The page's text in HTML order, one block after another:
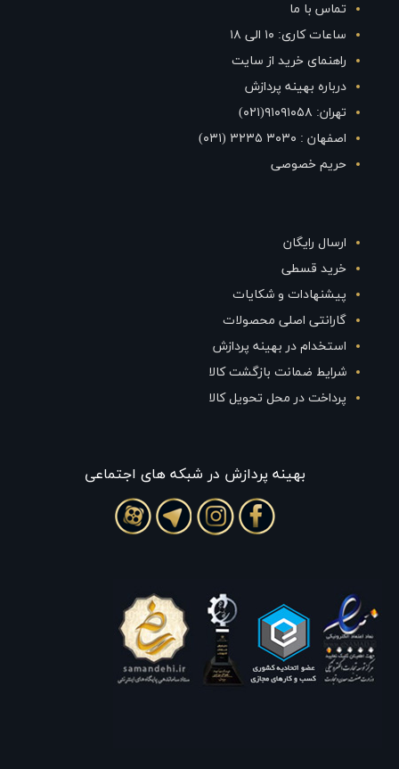
تماس با ما
ساعات کاری: ۱۰ الی ۱۸
راهنمای خرید از سایت
درباره بهینه پردازش
تهران: ۹۱۰۹۱۰۵۸(۰۲۱)
اصفهان : ۳۰۳۰ ۳۲۳۵ (۰۳۱)
حریم خصوصی
ارسال رایگان
خرید قسطی
پیشنهادات و شکایات
گارانتی اصلی محصولات
استخدام در بهینه پردازش
شرایط ضمانت بازگشت کالا
پرداخت در محل تحویل کالا
بهينه پردازش در شبکه های اجتماعی